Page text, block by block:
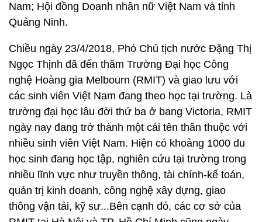
Nam; Hội đồng Doanh nhân nữ Việt Nam và tỉnh
Quảng Ninh.
Chiều ngày 23/4/2018, Phó Chủ tịch nước Đặng Thị
Ngọc Thịnh đã đến thăm Trường Đại học Công
nghệ Hoàng gia Melbourn (RMIT) và giao lưu với
các sinh viên Việt Nam đang theo học tại trường. Là
trường đại học lâu đời thứ ba ở bang Victoria, RMIT
ngày nay đang trở thành một cái tên thân thuộc với
nhiều sinh viên Việt Nam. Hiện có khoảng 1000 du
học sinh đang học tập, nghiên cứu tại trường trong
nhiều lĩnh vực như truyền thông, tài chính-kế toán,
quản trị kinh doanh, công nghệ xây dựng, giao
thông vận tải, kỹ sư...Bên cạnh đó, các cơ sở của